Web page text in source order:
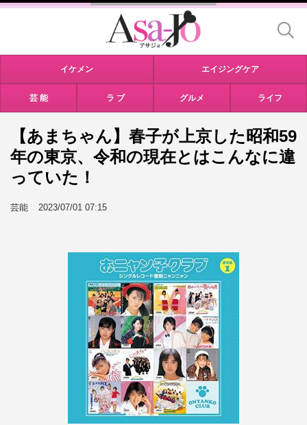
イケメン エイジングケア
芸 能 ラ ブ グルメ ライフ
【あまちゃん】春子が上京した昭和59
年の東京、令和の現在とはこんなに違
っていた！
芸能 2023/07/01 07:15